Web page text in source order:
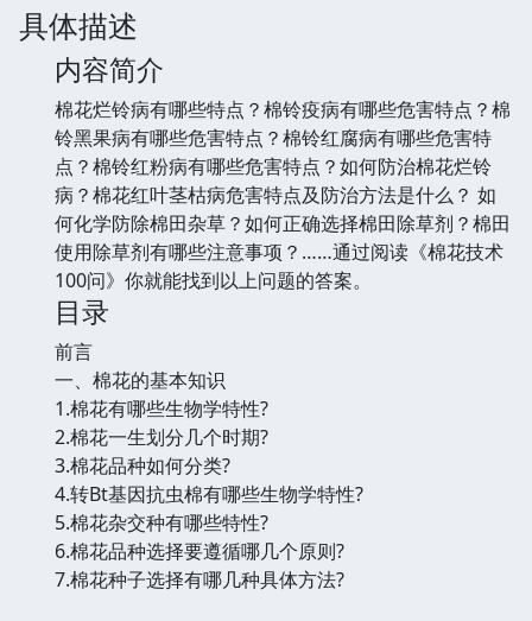
具体描述
内容简介
棉花烂铃病有哪些特点？棉铃疫病有哪些危害特点？棉
铃黑果病有哪些危害特点？棉铃红腐病有哪些危害特
点？棉铃红粉病有哪些危害特点？如何防治棉花烂铃
病？棉花红叶茎枯病危害特点及防治方法是什么？ 如
何化学防除棉田杂草？如何正确选择棉田除草剂？棉田
使用除草剂有哪些注意事项？……通过阅读《棉花技术
100问》你就能找到以上问题的答案。
目录
前言
一、棉花的基本知识
1.棉花有哪些生物学特性?
2.棉花一生划分几个时期?
3.棉花品种如何分类?
4.转Bt基因抗虫棉有哪些生物学特性?
5.棉花杂交种有哪些特性?
6.棉花品种选择要遵循哪几个原则?
7.棉花种子选择有哪几种具体方法?